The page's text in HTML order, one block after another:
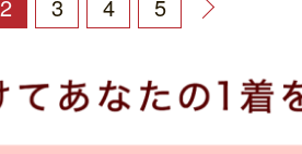
2 3 4 5